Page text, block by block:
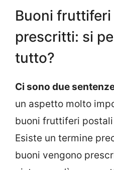
Buoni
prescritti: si
tutto?
Ci sono due
un aspetto molto
buoni fruttiferi
Esiste un termine
buoni vengono